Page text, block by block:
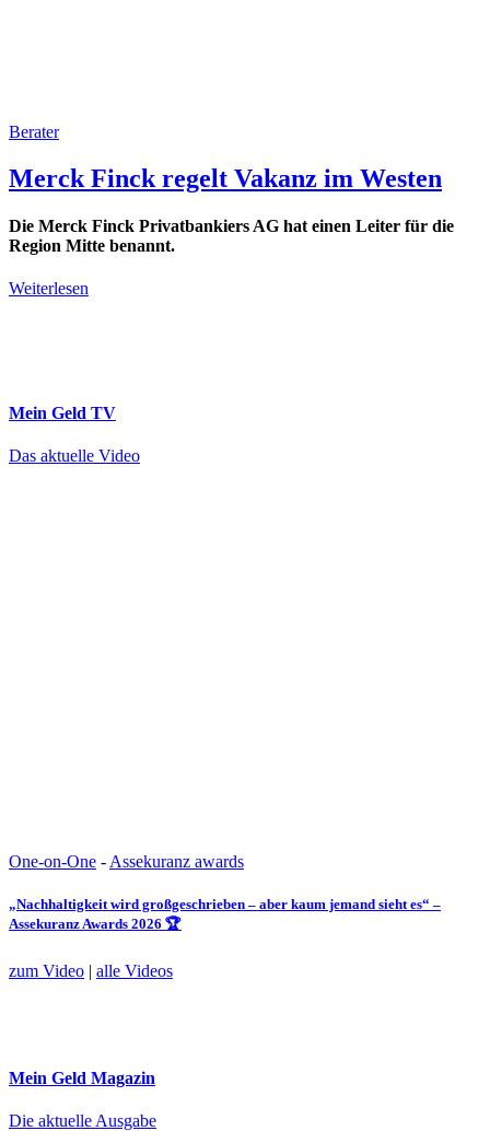
Berater
Merck Finck regelt Vakanz im Westen
Die Merck Finck Privatbankiers AG hat einen Leiter für die
Region Mitte benannt.
Weiterlesen
Mein Geld TV
Das aktuelle Video
One-on-One - Assekuranz awards
„Nachhaltigkeit wird großgeschrieben – aber kaum jemand sieht es“ –
Assekuranz Awards 2026 🏆
zum Video | alle Videos
Mein Geld Magazin
Die aktuelle Ausgabe